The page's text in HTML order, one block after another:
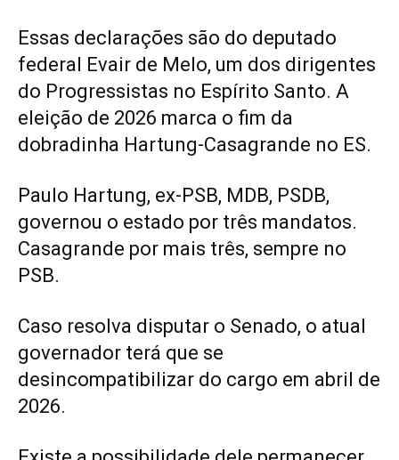
Essas declarações são do deputado
federal Evair de Melo, um dos dirigentes
do Progressistas no Espírito Santo. A
eleição de 2026 marca o fim da
dobradinha Hartung-Casagrande no ES.
Paulo Hartung, ex-PSB, MDB, PSDB,
governou o estado por três mandatos.
Casagrande por mais três, sempre no
PSB.
Caso resolva disputar o Senado, o atual
governador terá que se
desincompatibilizar do cargo em abril de
2026.